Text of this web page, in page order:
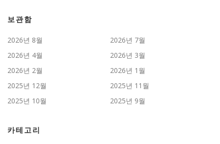
보관함
2026년 8월
2026년 7월
2026년 4월
2026년 3월
2026년 2월
2026년 1월
2025년 12월
2025년 11월
2025년 10월
2025년 9월
카테고리